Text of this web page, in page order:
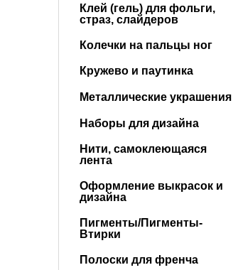
Клей (гель) для фольги,
страз, слайдеров
Колечки на пальцы ног
Кружево и паутинка
Металлические украшения
Наборы для дизайна
Нити, самоклеющаяся
лента
Оформление выкрасок и
дизайна
Пигменты/Пигменты-
Втирки
Полоски для френча